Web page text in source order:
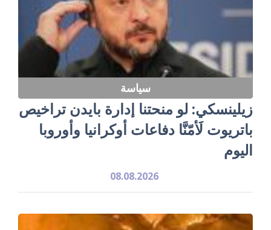
سياسة
زيلينسكي: لو منحتنا إدارة بايدن تراخيص
باتريوت لَأمّنَّا دفاعات أوكرانيا وأوروبا
اليوم
08.08.2026